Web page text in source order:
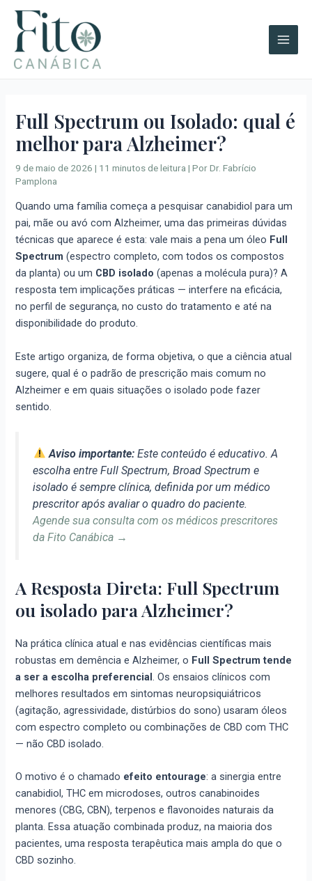
para
conteúdo
Full Spectrum ou Isolado: qual é
melhor para Alzheimer?
9 de maio de 2026| 11 minutos de leitura | PorDr. Fabrício
Pamplona
Quando uma família começa a pesquisar canabidiol para um
pai, mãe ou avó com Alzheimer, uma das primeiras dúvidas
técnicas que aparece é esta: vale mais a pena um óleo Full
Spectrum (espectro completo, com todos os compostos
da planta) ou um CBD isolado (apenas a molécula pura)? A
resposta tem implicações práticas — interfere na eficácia,
no perfil de segurança, no custo do tratamento e até na
disponibilidade do produto.
Este artigo organiza, de forma objetiva, o que a ciência atual
sugere, qual é o padrão de prescrição mais comum no
Alzheimer e em quais situações o isolado pode fazer
sentido.
Aviso importante:Este conteúdo é educativo. A
escolha entre Full Spectrum, Broad Spectrum e
isolado é sempre clínica, definida por um médico
prescritor após avaliar o quadro do paciente.
Agende sua consulta com os médicos prescritores
da Fito Canábica →
A Resposta Direta: Full Spectrum
ou isolado para Alzheimer?
Na prática clínica atual e nas evidências científicas mais
robustas em demência e Alzheimer, o Full Spectrum tende
a ser a escolha preferencial. Os ensaios clínicos com
melhores resultados em sintomas neuropsiquiátricos
(agitação, agressividade, distúrbios do sono) usaram óleos
com espectro completo ou combinações de CBD com THC
— não CBD isolado.
O motivo é o chamado efeito entourage: a sinergia entre
canabidiol, THC em microdoses, outros canabinoides
menores (CBG, CBN), terpenos e flavonoides naturais da
planta. Essa atuação combinada produz, na maioria dos
pacientes, uma resposta terapêutica mais ampla do que o
CBD sozinho.
A
r
q
u
o
s